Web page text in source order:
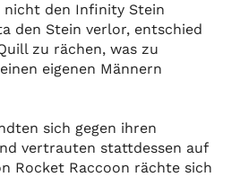
nicht den Infinity Stein
den Stein verlor, entschied
zu rächen, was zu
eigenen Männern
sich gegen ihren
vertrauten stattdessen auf
Rocket Raccoon rächte sich